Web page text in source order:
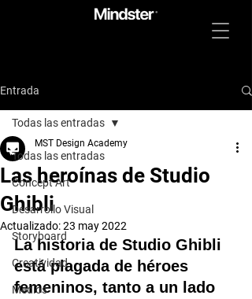
Entrada
Todas las entradas
Concept Art
Desarrollo Visual
Storyboard
Creatividad
Medios
Todas las entradas
Las heroínas de Studio
Ghibli
MST Design Academy
Actualizado:23 may 2022
La historia de Studio Ghibli
está plagada de héroes
femeninos, tanto a un lado